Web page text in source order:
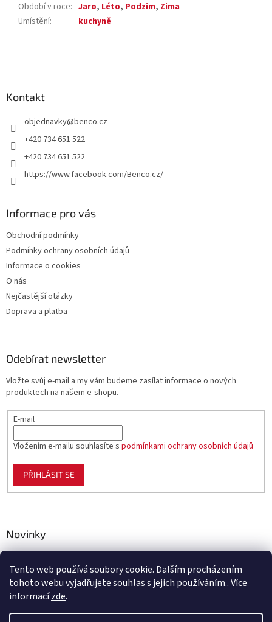
Tento web používá soubory cookie. Dalším procházením
tohoto webu vyjadřujete souhlas s jejich používáním.. Více
informacízde.
Období v roce: Jaro, Léto, Podzim, Zima
Umístění: kuchyně
Kontakt
objednavky@benco.cz
+420 734 651 522
+420 734 651 522
https://www.facebook.com/Benco.cz/
Informace pro vás
Obchodní podmínky
Podmínky ochrany osobních údajů
Informace o cookies
O nás
Nejčastější otázky
Doprava a platba
Odebírat newsletter
Vložte svůj e-mail a my vám budeme zasílat informace o nových
produktech na našem e-shopu.
E-mail
Vložením e-mailu souhlasíte s podmínkami ochrany osobních údajů
PŘIHLÁSIT SE
Novinky
zahradu, chov i domácnost